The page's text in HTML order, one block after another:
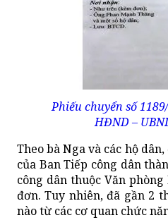
Phiếu chuyển số
HĐND –
Theo bà Nga và các hộ
của Ban Tiếp công dân
công dân thuộc Văn
đơn. Tuy nhiên, đã gần 2
nào từ các cơ quan chức